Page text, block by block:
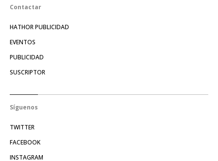
Contactar
HATHOR PUBLICIDAD
EVENTOS
PUBLICIDAD
SUSCRIPTOR
Síguenos
TWITTER
FACEBOOK
INSTAGRAM